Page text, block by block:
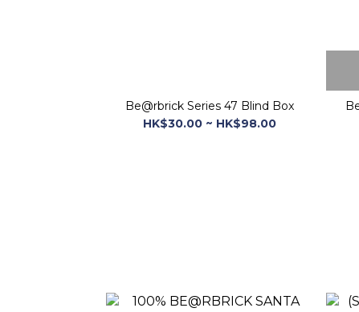
Be@rbrick Series 47 Blind Box
HK$30.00 ~ HK$98.00